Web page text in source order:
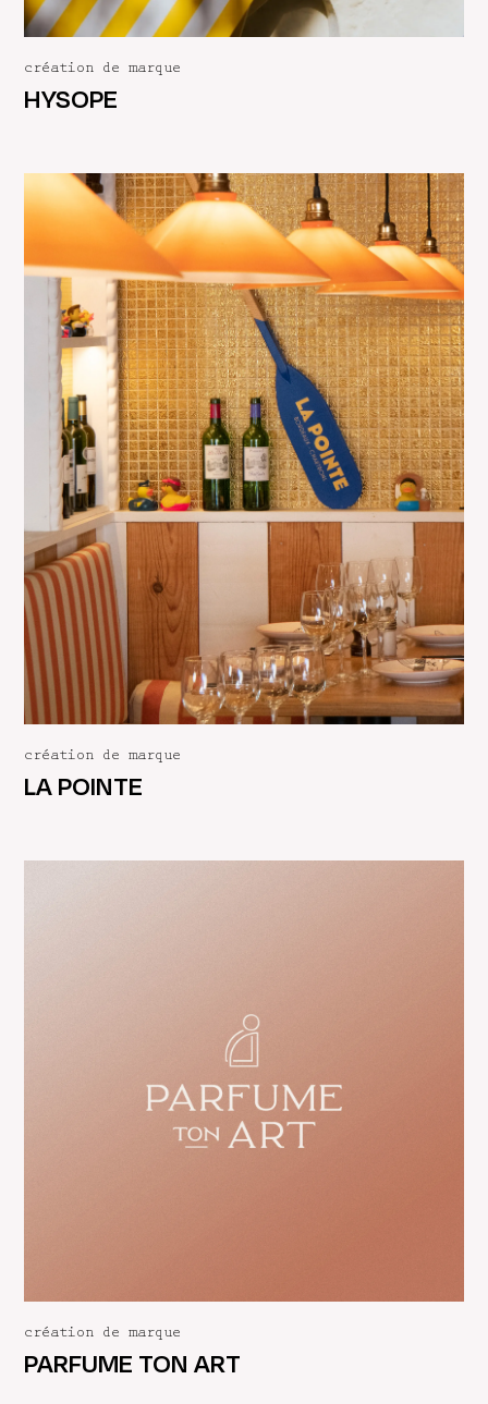
HYSOPE
création de marque
LA POINTE
création de marque
PARFUME TON ART
création de marque